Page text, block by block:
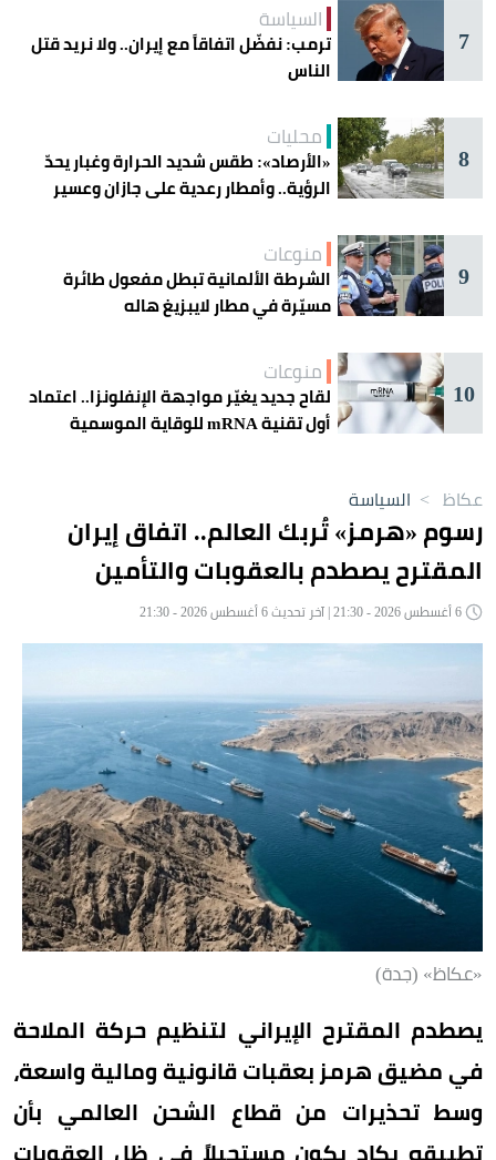
7
السياسة
ترمب: نفضّل اتفاقاً مع إيران.. ولا نريد قتل
الناس
8
محليات
«الأرصاد»: طقس شديد الحرارة وغبار يحدّ
الرؤية.. وأمطار رعدية على جازان وعسير
9
منوعات
الشرطة الألمانية تبطل مفعول طائرة
مسيّرة في مطار لايبزيغ هاله
10
منوعات
لقاح جديد يغيّر مواجهة الإنفلونزا.. اعتماد
أول تقنية mRNA للوقاية الموسمية
عكاظ > السياسة
رسوم «هرمز» تُربك العالم.. اتفاق إيران
المقترح يصطدم بالعقوبات والتأمين
«عكاظ» (جدة)
يصطدم المقترح الإيراني لتنظيم حركة الملاحة
في مضيق هرمز بعقبات قانونية ومالية واسعة،
وسط تحذيرات من قطاع الشحن العالمي بأن